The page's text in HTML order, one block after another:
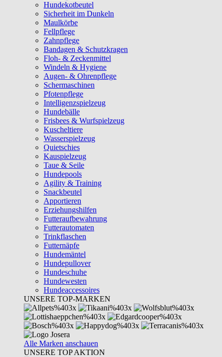
Hundekotbeutel
Sicherheit im Dunkeln
Maulkörbe
Fellpflege
Zahnpflege
Bandagen & Schutzkragen
Floh- & Zeckenmittel
Windeln & Hygiene
Augen- & Ohrenpflege
Schermaschinen
Pfotenpflege
Intelligenzspielzeug
Hundebälle
Frisbees & Wurfspielzeug
Kuscheltiere
Wasserspielzeug
Quietschies
Kauspielzeug
Taue & Seile
Hundepools
Agility & Training
Snackbeutel
Apportieren
Erziehungshilfen
Futteraufbewahrung
Futterautomaten
Trinkflaschen
Futternäpfe
Hundemäntel
Hundepullover
Hundeschuhe
Hundewesten
Hundeaccessoires
UNSERE TOP-MARKEN
Alle Marken anschauen
UNSERE TOP AKTION